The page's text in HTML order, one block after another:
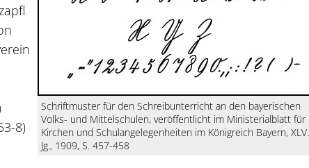
Schriftmuster für den Schreibunterricht an den bayerischen
Volks- und Mittelschulen, veröffentlicht im Ministerialblatt für
Kirchen und Schulangelegenheiten im Königreich Bayern, XLV.
Jg., 1909, S. 457-458
8)